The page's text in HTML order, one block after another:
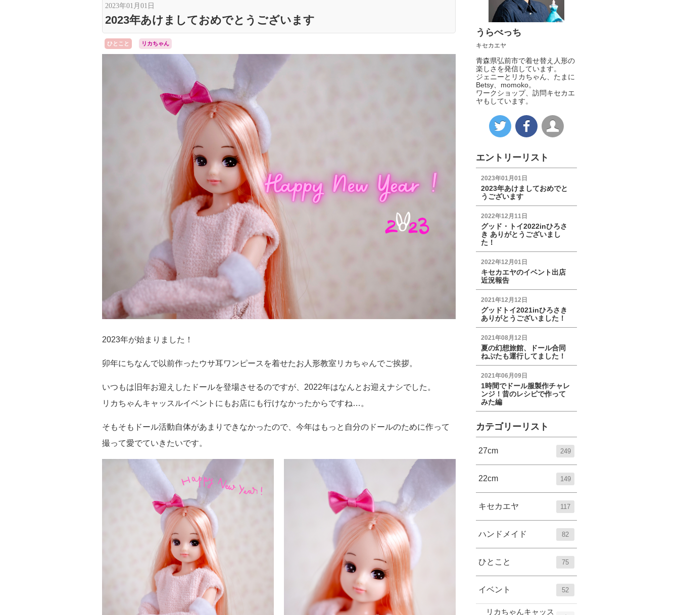
2023年01月01日
2023年あけましておめでとうございます
ひとこと リカちゃん
2023年が始まりました！
卯年にちなんで以前作ったウサ耳ワンピースを着せたお人形教室リカちゃんでご挨拶。
いつもは旧年お迎えしたドールを登場させるのですが、2022年はなんとお迎えナシでした。
リカちゃんキャッスルイベントにもお店にも行けなかったからですね…。
そもそもドール活動自体があまりできなかったので、今年はもっと自分のドールのために作って
撮って愛でていきたいです。
うらべっち
キセカエヤ
青森県弘前市で着せ替え人形の
楽しさを発信しています。
ジェニーとリカちゃん、たまに
Betsy、momoko。
ワークショップ、訪問キセカエ
ヤもしています。
エントリーリスト
2023年01月01日
2023年あけましておめでと
うございます
2022年12月11日
グッド・トイ2022inひろさ
き ありがとうございまし
た！
2022年12月01日
キセカエヤのイベント出店
近況報告
2021年12月12日
グッドトイ2021inひろさき
ありがとうございました！
2021年08月12日
夏の幻想旅館、ドール合同
ねぷたも運行してました！
2021年06月09日
1時間でドール服製作チャレ
ンジ！昔のレシピで作って
みた編
カテゴリーリスト
27cm 249
22cm 149
キセカエヤ 117
ハンドメイド 82
ひとこと 75
イベント 52
リカちゃんキャッス